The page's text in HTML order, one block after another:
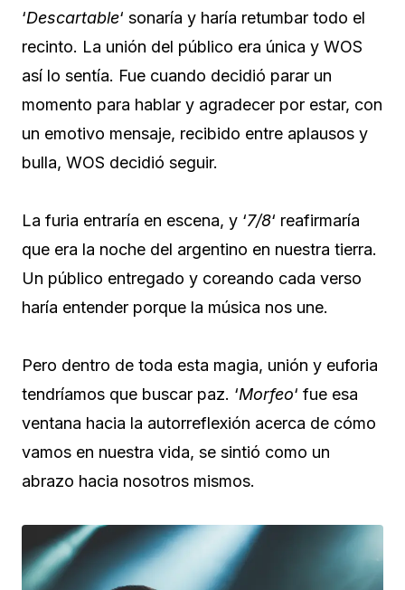
‘Descartable‘ sonaría y haría retumbar todo el
recinto. La unión del público era única y WOS
así lo sentía. Fue cuando decidió parar un
momento para hablar y agradecer por estar, con
un emotivo mensaje, recibido entre aplausos y
bulla, WOS decidió seguir.
La furia entraría en escena, y ‘7/8‘ reafirmaría
que era la noche del argentino en nuestra tierra.
Un público entregado y coreando cada verso
haría entender porque la música nos une.
Pero dentro de toda esta magia, unión y euforia
tendríamos que buscar paz. ‘Morfeo‘ fue esa
ventana hacia la autorreflexión acerca de cómo
vamos en nuestra vida, se sintió como un
abrazo hacia nosotros mismos.